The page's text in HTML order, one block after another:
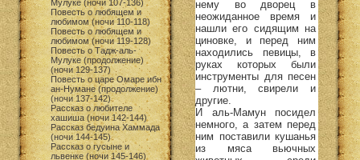
Мулуке (ночи 107-136)
Повесть о любящем и
любимом (ночи 110-118)
Повесть о любящем и
любимом (ночи 119-128)
Повесть о Тадж-аль-
Мулуке (продолжение)
(ночи 129-137)
Повесть о царе Омаре ибн
ан-Нумане (продолжение)
(ночи 137-142)
Рассказ о любителе
хашиша (ночи 142-144)
Рассказ бедуина Хаммада
(ночи 144-145)
Рассказ о гусыне и
львенке (ночи 145-146)
нему во дворец в
неожиданное время и
нашли его сидящим на
циновке, и перед ним
находились певицы, в
руках которых были
инструменты для песен
– лютни, свирели и
другие.
И аль-Мамун посидел
немного, а затем перед
ним поставили кушанья
из мяса вьючных